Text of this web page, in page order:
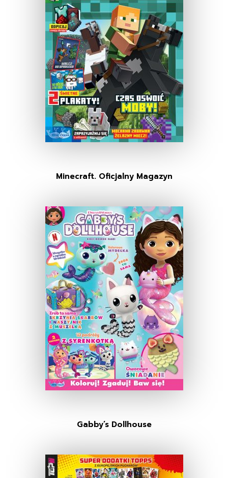
Minecraft. Oficjalny Magazyn
Gabby’s Dollhouse